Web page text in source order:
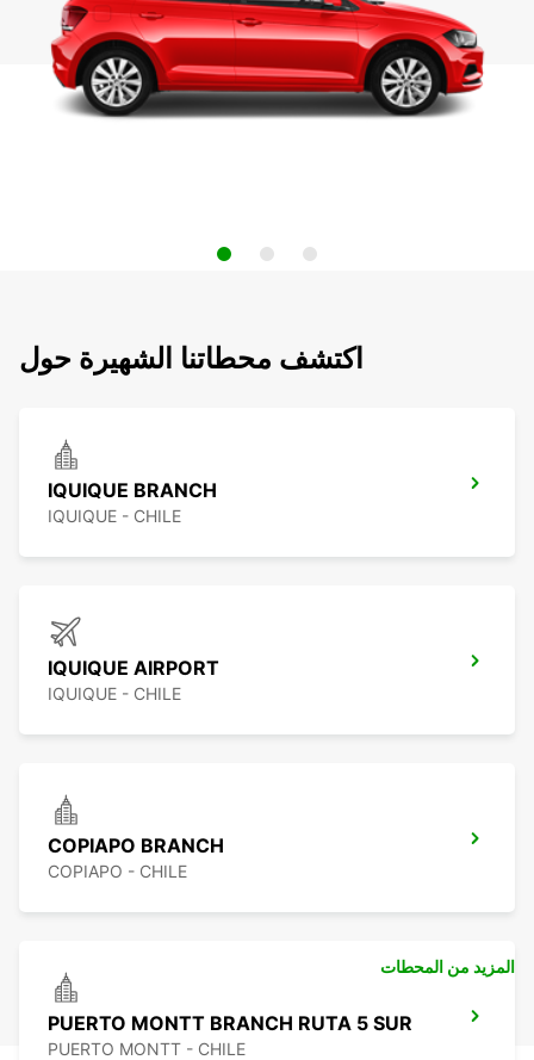
اكتشف محطاتنا الشهيرة حول
IQUIQUE BRANCH
IQUIQUE - CHILE
IQUIQUE AIRPORT
IQUIQUE - CHILE
COPIAPO BRANCH
COPIAPO - CHILE
PUERTO MONTT BRANCH RUTA 5 SUR
PUERTO MONTT - CHILE
المزيد من المحطات